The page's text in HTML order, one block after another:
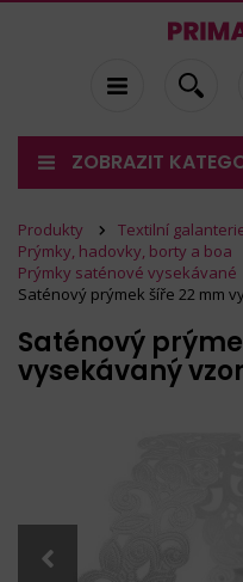
ZOBRAZIT
Produkty
Textilní
Prýmky, hadovky, borty a boa
Prýmky saténové vysekávané
Saténový prýmek šíře 22 mm
Saténový
vysekávaný vzor